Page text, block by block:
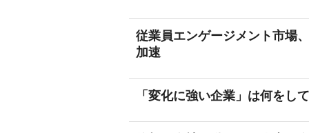
従業員エンゲージメント市場
加速
「変化に強い企業」は何をし